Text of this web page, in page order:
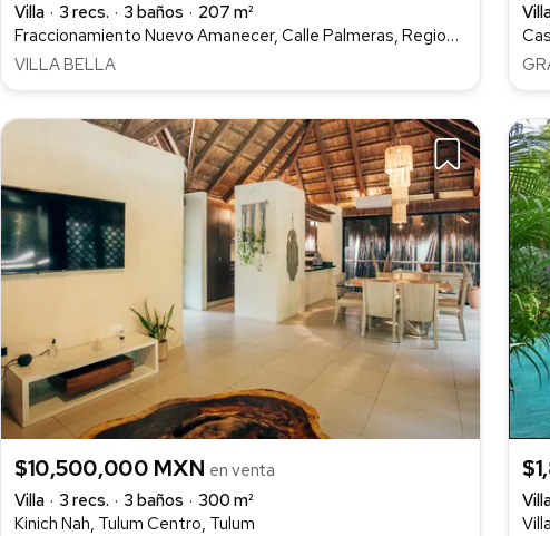
Villa
3 recs. 3 baños
207 m²
Fraccionamiento Nuevo Amanecer, Calle Palmeras, Region 7 Mza007 Lt 005, Tulum Centro, Tulum
VILLA BELLA
$10,500,000 MXN en venta
Villa
3 recs. 3 baños
300 m²
Kinich Nah, Tulum Centro, Tulum